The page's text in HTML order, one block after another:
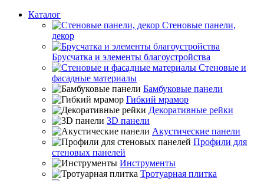
Каталог
Стеновые панели,
декор
Брусчатка и элементы благоустройства
Стеновые и
фасадные материалы
Бамбуковые панели
Гибкий мрамор
Декоративные рейки
3D панели
Акустические панели
Профили для
стеновых панелей
Инструменты
Тротуарная плитка